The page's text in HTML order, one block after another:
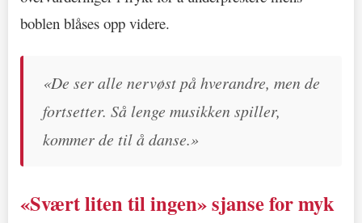
boblen blåses opp videre.
«De ser alle nervøst på hverandre, men de
fortsetter. Så lenge musikken spiller,
kommer de til å danse.»
«Svært liten til ingen» sjanse for myk